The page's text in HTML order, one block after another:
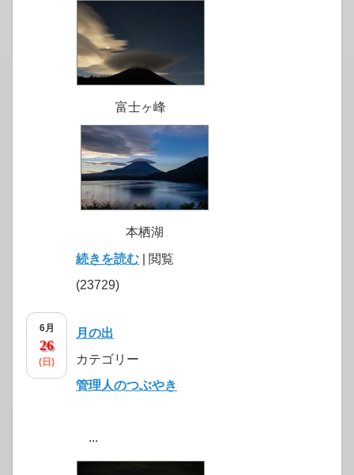
富士ヶ峰
本栖湖
続きを読む | 閲覧
(23729)
6月
26
(日)
月の出
カテゴリー
管理人のつぶやき
...